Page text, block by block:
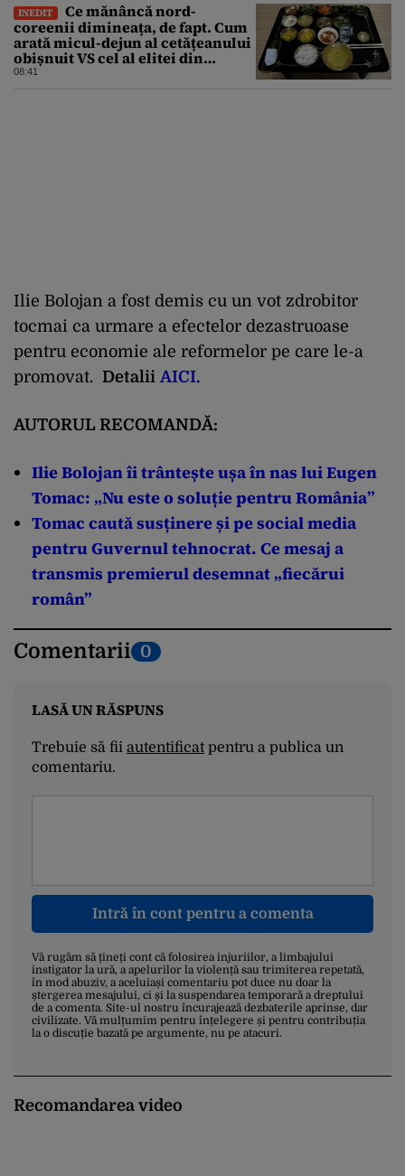
INEDIT
Ce mănâncă nord-
coreenii dimineața, de fapt. Cum
arată micul-dejun al cetățeanului
obișnuit VS cel al elitei din
Phenian
08:41
Ilie Bolojan a fost demis cu un vot zdrobitor
tocmai ca urmare a efectelor dezastruoase
pentru economie ale reformelor pe care le-a
promovat. Detalii AICI.
AUTORUL RECOMANDĂ:
Ilie Bolojan îi trântește ușa în nas lui Eugen
Tomac: „Nu este o soluție pentru România”
Tomac caută susținere și pe social media
pentru Guvernul tehnocrat. Ce mesaj a
transmis premierul desemnat „fiecărui
român”
Comentarii 0
LASĂ UN RĂSPUNS
Trebuie să fii autentificatpentru a publica un
comentariu.
Intră în cont pentru a comenta
Vă rugăm să țineți cont că folosirea injuriilor, a limbajului
instigator la ură, a apelurilor la violență sau trimiterea repetată,
în mod abuziv, a aceluiași comentariu pot duce nu doar la
ștergerea mesajului, ci și la suspendarea temporară a dreptului
de a comenta. Site-ul nostru încurajează dezbaterile aprinse, dar
civilizate. Vă mulțumim pentru înțelegere și pentru contribuția
la o discuție bazată pe argumente, nu pe atacuri.
Recomandarea video